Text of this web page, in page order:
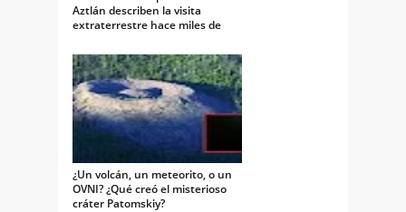
Aztlán describen la visita
extraterrestre hace miles de
¿Un volcán, un meteorito, o un
OVNI? ¿Qué creó el misterioso
cráter Patomskiy?